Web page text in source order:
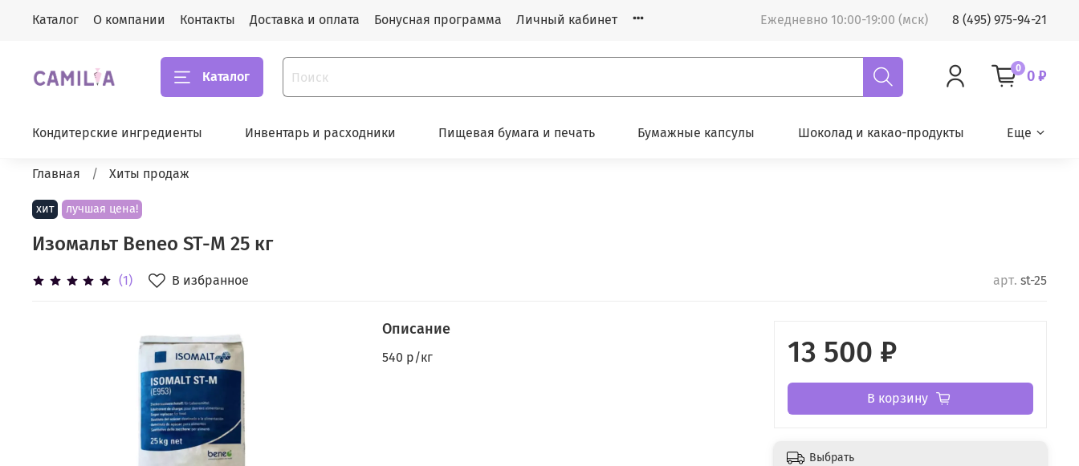
Каталог О компании Контакты Доставка и оплата Бонусная программа Личный кабинет Ежедневно 10:00-19:00 (мск) 8 (495) 975-94-21
Каталог
0 0 ₽
Кондитерские ингредиенты Инвентарь и расходники Пищевая бумага и печать Бумажные капсулы Шоколад и какао-продукты Еще
Главная Хиты продаж
хит лучшая цена!
Изомальт Beneo ST-M 25 кг
(1) В избранное арт. st-25
Описание
540 р/кг 13 500 ₽
В корзину
Выбрать